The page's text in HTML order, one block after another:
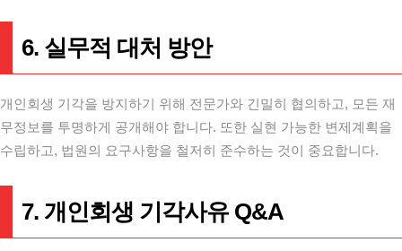
6. 실무적 대처 방안
개인회생 기각을 방지하기 위해 전문가와 긴밀히 협의하고, 모든 재
무정보를 투명하게 공개해야 합니다. 또한 실현 가능한 변제계획을
수립하고, 법원의 요구사항을 철저히 준수하는 것이 중요합니다.
7. 개인회생 기각사유 Q&A